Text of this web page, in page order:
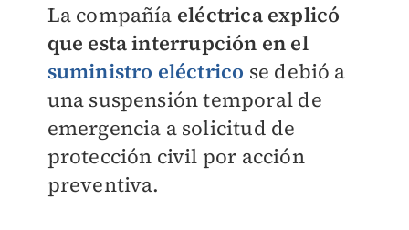
La compañía eléctrica explicó
que esta interrupción en el
suministro eléctrico se debió a
una suspensión temporal de
emergencia a solicitud de
protección civil por acción
preventiva.